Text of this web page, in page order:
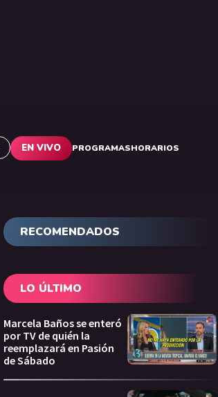
EN VIVO PROGRAMASHORARIOS
RECOMENDADOS
LO ÚLTIMO
Marcela Baños se enteró
por TV de quién la
reemplazará en Pasión
de Sábado